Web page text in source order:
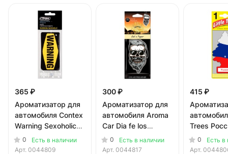
365 ₽
Ароматизатор для
автомобиля Contex
Warning Sexoholic
Ваниль и
восточные
0
Есть в наличии
Арт. 0044809
300 ₽
Ароматизатор для
автомобиля Aroma
Car Dia fe los
muertos Oud &
Pepper
0
Есть в наличии
Арт. 0044817
415 ₽
Trees
флаг
0
Есть в
Арт.